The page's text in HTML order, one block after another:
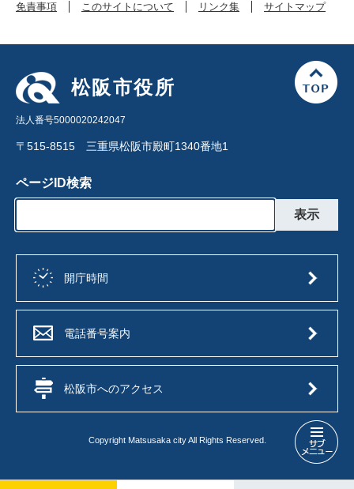
行
チ
免責事項 このサイトについて リンク集 サイトマップ
松阪市役所
法人番号5000020242047
〒515-8515 三重県松阪市殿町1340番地1
ページID検索
開庁時間
電話番号案内
松阪市へのアクセス
Copyright Matsusaka city All Rights Reserved.